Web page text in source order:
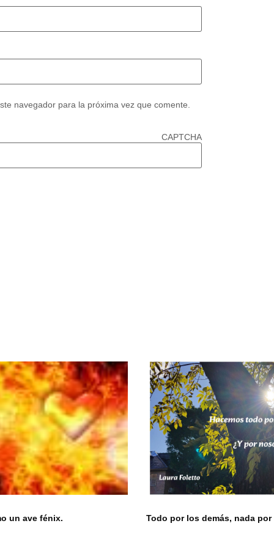
navegador para la próxima vez que comente.
CAPTCHA
un ave fénix. Todo por los demás, nada por